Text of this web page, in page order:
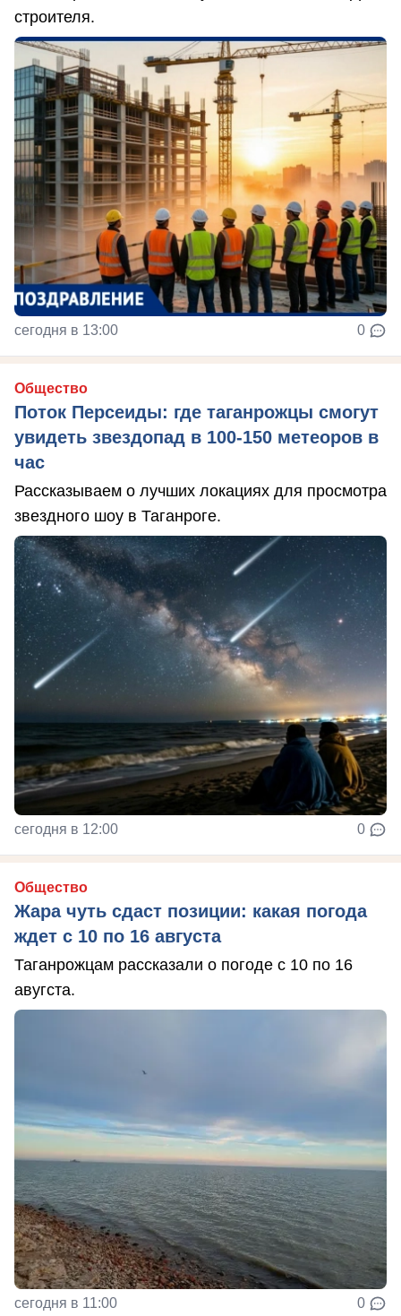
строителя.
сегодня в 13:00 0
Общество
Поток Персеиды: где таганрожцы смогут
увидеть звездопад в 100-150 метеоров в
час
Рассказываем о лучших локациях для просмотра
звездного шоу в Таганроге.
сегодня в 12:00 0
Общество
Жара чуть сдаст позиции: какая погода
ждет с 10 по 16 августа
Таганрожцам рассказали о погоде с 10 по 16
авугста.
сегодня в 11:00 0